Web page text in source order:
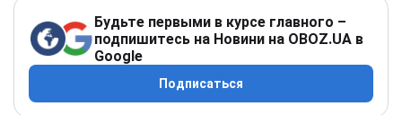
Будьте первыми в курсе главного –
подпишитесь на Новини на OBOZ.UA в
Google
Подписаться